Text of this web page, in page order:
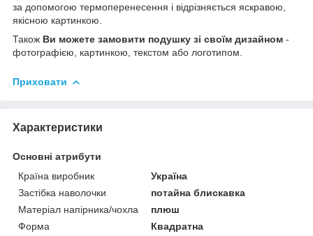
за допомогою термоперенесення і відрізняється яскравою,
якісною картинкою.
Також Ви можете замовити подушку зі своїм дизайном -
фотографією, картинкою, текстом або логотипом.
Приховати
Характеристики
Основні атрибути
Країна виробник
Україна
Застібка наволочки
потайна блискавка
Матеріал напірника/чохла
плюш
Форма
Квадратна